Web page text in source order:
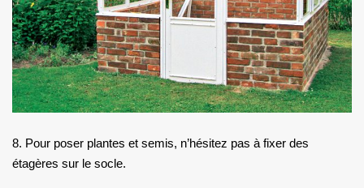
8. Pour poser plantes et semis, n’hésitez pas à fixer des
étagères sur le socle.